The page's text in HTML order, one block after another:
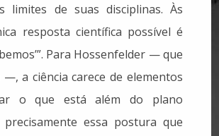
limites de suas disciplinas. Às
resposta científica possível é
Para Hossenfelder — que
a ciência carece de elementos
o que está além do plano
precisamente essa postura que